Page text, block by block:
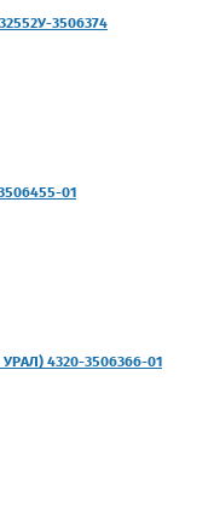
3506374
01
4320-3506366-01